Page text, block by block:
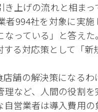
上げの流れと相ま
者994社を対象に実
っている」と答え
る対応策として「新
店舗の解決策になる
など、人間の役割
営業者は導入費用